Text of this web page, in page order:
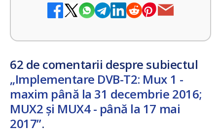
62 de comentarii despre subiectul
„Implementare DVB-T2: Mux 1 -
maxim până la 31 decembrie 2016;
MUX2 şi MUX4 - până la 17 mai
2017”.